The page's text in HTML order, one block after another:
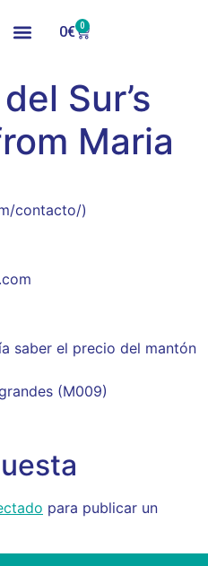
0€ 0
Sur’s
Maria
contacto/)
saber el precio del mantón
(M009)
para publicar un